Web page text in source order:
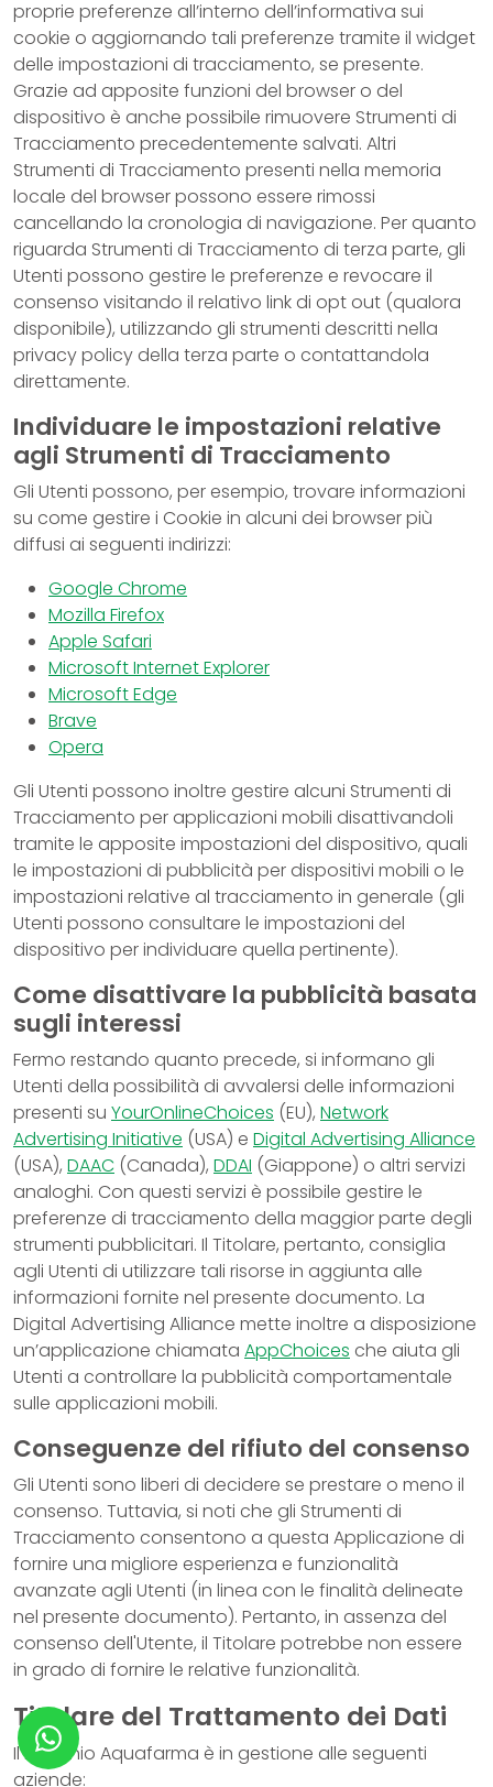
proprie preferenze all’interno dell’informativa sui
cookie o aggiornando tali preferenze tramite il widget
delle impostazioni di tracciamento, se presente.
Grazie ad apposite funzioni del browser o del
dispositivo è anche possibile rimuovere Strumenti di
Tracciamento precedentemente salvati. Altri
Strumenti di Tracciamento presenti nella memoria
locale del browser possono essere rimossi
cancellando la cronologia di navigazione. Per quanto
riguarda Strumenti di Tracciamento di terza parte, gli
Utenti possono gestire le preferenze e revocare il
consenso visitando il relativo link di opt out (qualora
disponibile), utilizzando gli strumenti descritti nella
privacy policy della terza parte o contattandola
direttamente.
Individuare le impostazioni relative
agli Strumenti di Tracciamento
Gli Utenti possono, per esempio, trovare informazioni
su come gestire i Cookie in alcuni dei browser più
diffusi ai seguenti indirizzi:
Google Chrome
Mozilla Firefox
Apple Safari
Microsoft Internet Explorer
Microsoft Edge
Brave
Opera
Gli Utenti possono inoltre gestire alcuni Strumenti di
Tracciamento per applicazioni mobili disattivandoli
tramite le apposite impostazioni del dispositivo, quali
le impostazioni di pubblicità per dispositivi mobili o le
impostazioni relative al tracciamento in generale (gli
Utenti possono consultare le impostazioni del
dispositivo per individuare quella pertinente).
Come disattivare la pubblicità basata
sugli interessi
Fermo restando quanto precede, si informano gli
Utenti della possibilità di avvalersi delle informazioni
presenti su YourOnlineChoices (EU), Network
Advertising Initiative (USA) e Digital Advertising Alliance
(USA), DAAC (Canada), DDAI (Giappone) o altri servizi
analoghi. Con questi servizi è possibile gestire le
preferenze di tracciamento della maggior parte degli
strumenti pubblicitari. Il Titolare, pertanto, consiglia
agli Utenti di utilizzare tali risorse in aggiunta alle
informazioni fornite nel presente documento. La
Digital Advertising Alliance mette inoltre a disposizione
un’applicazione chiamata AppChoices che aiuta gli
Utenti a controllare la pubblicità comportamentale
sulle applicazioni mobili.
Conseguenze del rifiuto del consenso
Gli Utenti sono liberi di decidere se prestare o meno il
consenso. Tuttavia, si noti che gli Strumenti di
Tracciamento consentono a questa Applicazione di
fornire una migliore esperienza e funzionalità
avanzate agli Utenti (in linea con le finalità delineate
nel presente documento). Pertanto, in assenza del
consenso dell'Utente, il Titolare potrebbe non essere
in grado di fornire le relative funzionalità.
Titolare del Trattamento dei Dati
Il marchio Aquafarma è in gestione alle seguenti
aziende: